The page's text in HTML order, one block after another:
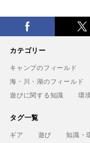
カテゴリー
キャンプのフィールド
海・川・湖のフィールド
遊びに関する知識
環
タグ一覧
ギア 遊び 知識・